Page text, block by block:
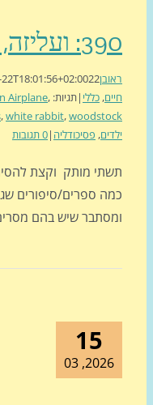
2026-03-22T18:01:56+02:00
|תגיות: , Jefferson Airplane,
,white rabbit,
פסיכודליה |0 תגובות
מותק וקצת להסיח את
ספרים/סיפורים שגדלנו
שיש בהם מסרים די